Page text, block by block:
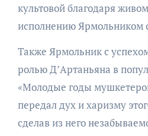
культовой благодаря
исполнению Ярмольником
Также Ярмольник с
ролью Д’Артаньяна в
«Молодые годы
передал дух и харизму
сделав из него